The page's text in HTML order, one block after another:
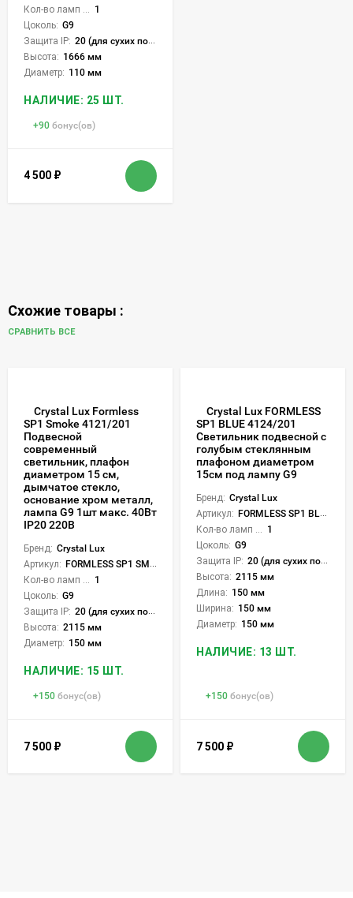
1
Цоколь: G9
Защита IP: 20 (для сухих пом.)
Высота: 1666 мм
Диаметр: 110 мм
НАЛИЧИЕ: 25 ШТ.
+90 бонус(ов)
4 500 ₽
Схожие товары :
СРАВНИТЬ ВСЕ
Crystal Lux Formless
SP1 Smoke 4121/201
Подвесной
современный
светильник, плафон
диаметром 15 см,
дымчатое стекло,
основание хром металл,
лампа G9 1шт макс. 40Вт
IP20 220В
Бренд: Crystal Lux
Артикул: FORMLESS SP1 SMOKE
Кол-во ламп или LED: 1
Цоколь: G9
Защита IP: 20 (для сухих пом.)
Высота: 2115 мм
Диаметр: 150 мм
НАЛИЧИЕ: 15 ШТ.
+150 бонус(ов)
7 500 ₽
Crystal Lux FORMLESS
SP1 BLUE 4124/201
Светильник подвесной с
голубым стеклянным
плафоном диаметром
15см под лампу G9
Бренд: Crystal Lux
Артикул: FORMLESS SP1 BLUE
Кол-во ламп или LED: 1
Цоколь: G9
Защита IP: 20 (для сухих пом.)
Высота: 2115 мм
Длина: 150 мм
Ширина: 150 мм
Диаметр: 150 мм
НАЛИЧИЕ: 13 ШТ.
+150 бонус(ов)
7 500 ₽